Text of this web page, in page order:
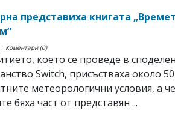
представиха книгата
Коментари (0)
което се проведе в
Switch, присъстваха около
метеорологични условия, а
бяха част от представян ...